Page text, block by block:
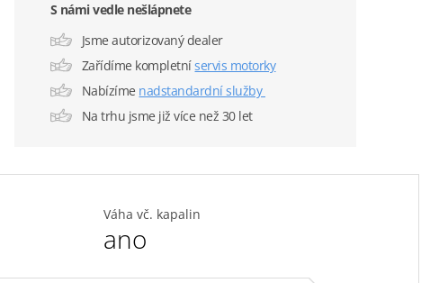
S námi vedle nešlápnete
Jsme autorizovaný dealer
Zařídíme kompletníservis motorky
Nabízíme nadstandardní služby
Na trhu jsme již více než 30 let
Váha vč. kapalin
ano